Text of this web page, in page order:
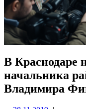
В Краснодаре
начальника
Владимира